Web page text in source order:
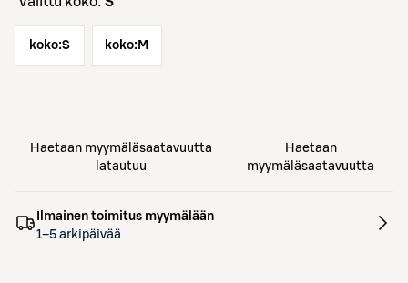
koko:S koko: M
Haetaan myymäläsaatavuutta
latautuu
Haetaan
myymäläsaatavuutta
Ilmainen toimitus myymälään
1–5 arkipäivää